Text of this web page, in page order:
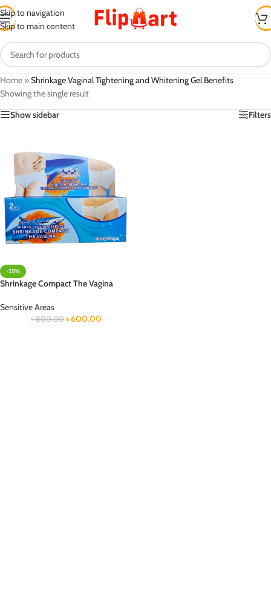
Skip to navigation
Skip to main content
Home »Shrinkage Vaginal Tightening and Whitening Gel Benefits
Showing the single result
Show sidebar
Filters
-25%
Shrinkage Compact The Vagina
Sensitive Areas
৳800.00 ৳600.00